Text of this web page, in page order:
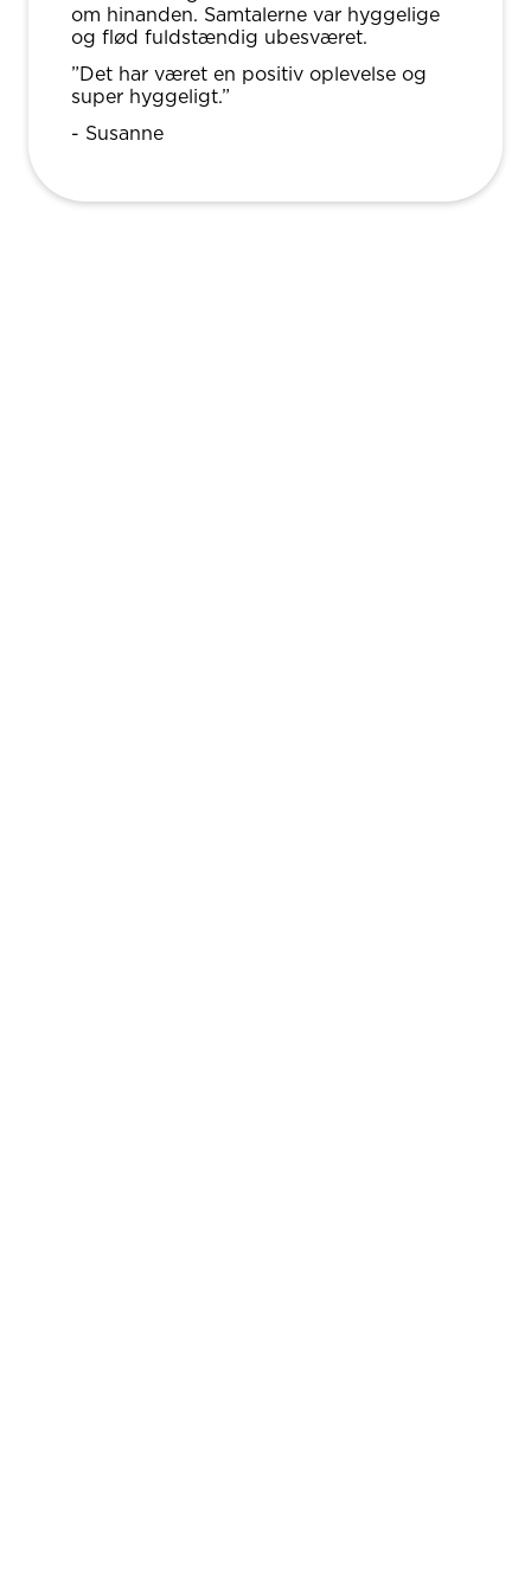
om hinanden. Samtalerne var hyggelige
og flød fuldstændig ubesværet.
”Det har været en positiv oplevelse og
super hyggeligt.”
- Susanne